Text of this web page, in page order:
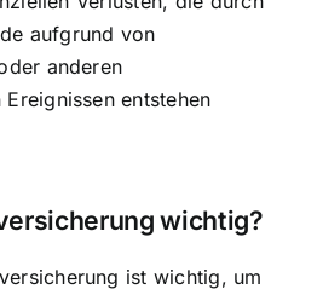
aufgrund von
anderen
entstehen
wichtig?
ist wichtig, um